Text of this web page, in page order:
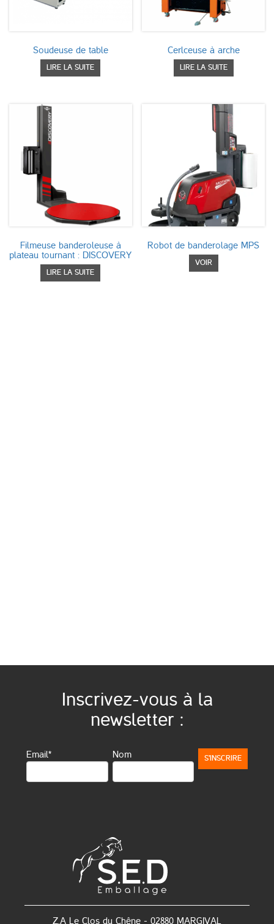
Soudeuse de table
LIRE LA SUITE
Cerlceuse à arche
LIRE LA SUITE
Filmeuse banderoleuse à
plateau tournant : DISCOVERY
LIRE LA SUITE
Robot de banderolage MPS
VOIR
produit
Inscrivez-vous à la
newsletter :
Email* Nom
Z.A Le Clos du Chêne - 02880 MARGIVAL